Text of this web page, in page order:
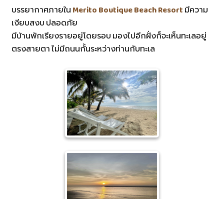
บรรยากาศภายในMerito Boutique Beach Resortมีความ
เงียบสงบ ปลอดภัย
มีบ้านพักเรียงรายอยู่โดยรอบ มองไปอีกฝั่งก็จะเห็นทะเลอยู่
ตรงสายตา ไม่มีถนนกั้นระหว่างท่านกับทะเล